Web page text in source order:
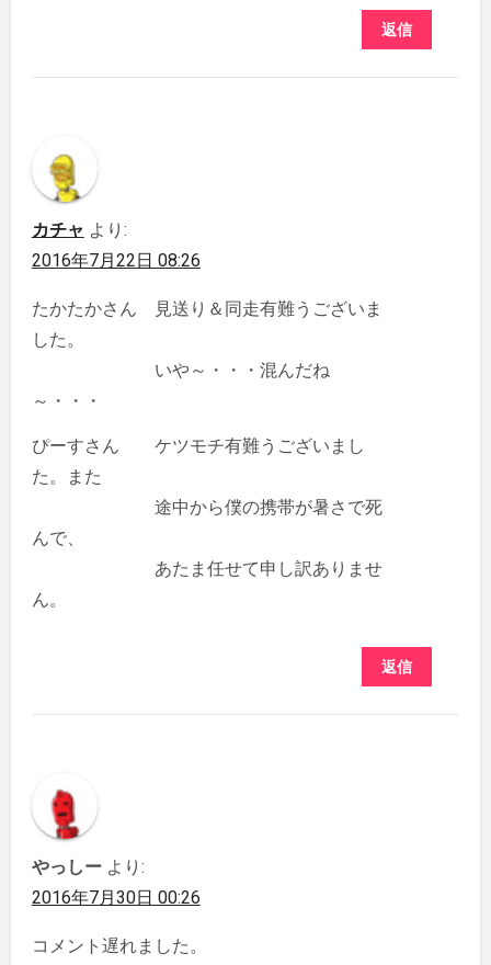
返信
カチャ より:
2016年7月22日 08:26
たかたかさん 見送り＆同走有難うございま
した。
いや～・・・混んだね
～・・・
ぴーすさん ケツモチ有難うございまし
た。また
途中から僕の携帯が暑さで死
んで、
あたま任せて申し訳ありませ
ん。
返信
やっしー より:
2016年7月30日 00:26
コメント遅れました。